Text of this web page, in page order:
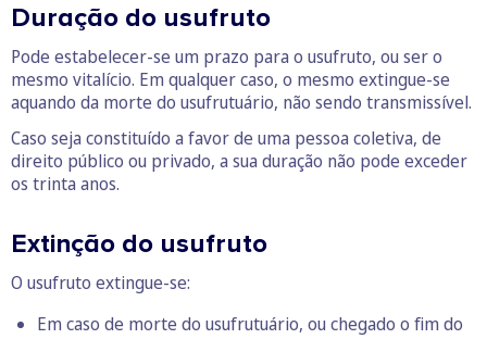
Duração do usufruto
Pode estabelecer-se um prazo para o usufruto, ou ser o
mesmo vitalício. Em qualquer caso, o mesmo extingue-se
aquando da morte do usufrutuário, não sendo transmissível.
Caso seja constituído a favor de uma pessoa coletiva, de
direito público ou privado, a sua duração não pode exceder
os trinta anos.
Extinção do usufruto
O usufruto extingue-se:
Em caso de morte do usufrutuário, ou chegado o fim do